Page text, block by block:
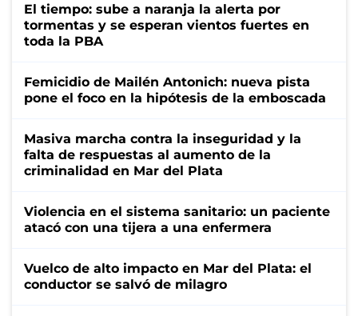
El tiempo: sube a naranja la alerta por
tormentas y se esperan vientos fuertes en
toda la PBA
Femicidio de Mailén Antonich: nueva pista
pone el foco en la hipótesis de la emboscada
Masiva marcha contra la inseguridad y la
falta de respuestas al aumento de la
criminalidad en Mar del Plata
Violencia en el sistema sanitario: un paciente
atacó con una tijera a una enfermera
Vuelco de alto impacto en Mar del Plata: el
conductor se salvó de milagro